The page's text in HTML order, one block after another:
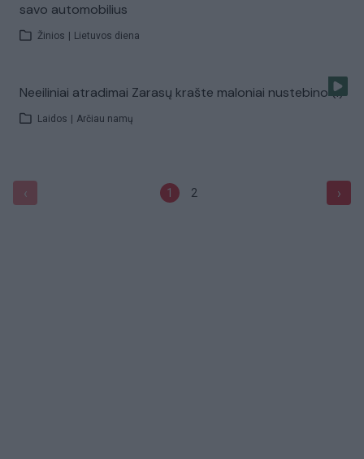
savo automobilius
Žinios Lietuvos diena
Neeiliniai atradimai Zarasų krašte maloniai nustebino (I)
Laidos Arčiau namų
‹ 1 2 ›